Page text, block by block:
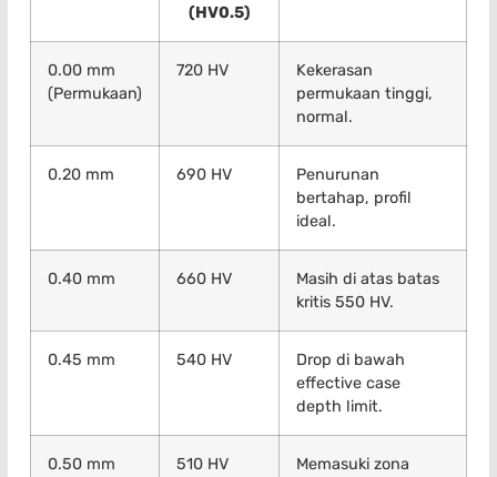
(HV0.5)
0.00 mm
(Permukaan)
720 HV
Kekerasan
permukaan tinggi,
normal.
0.20 mm 690 HV
Penurunan
bertahap, profil
ideal.
0.40 mm 660 HV
Masih di atas batas
kritis 550 HV.
0.45 mm 540 HV
Drop di bawah
effective case
depth limit.
0.50 mm 510 HV
Memasuki zona